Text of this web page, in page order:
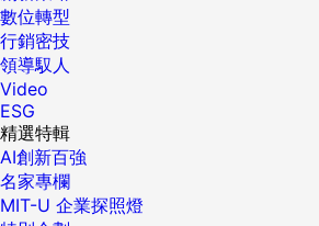
數位轉型
行銷密技
領導馭人
Video
ESG
精選特輯
AI創新百強
名家專欄
MIT-U 企業探照燈